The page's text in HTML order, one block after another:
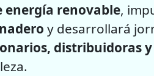
energía renovable,
y desarrollará
distribuidoras y